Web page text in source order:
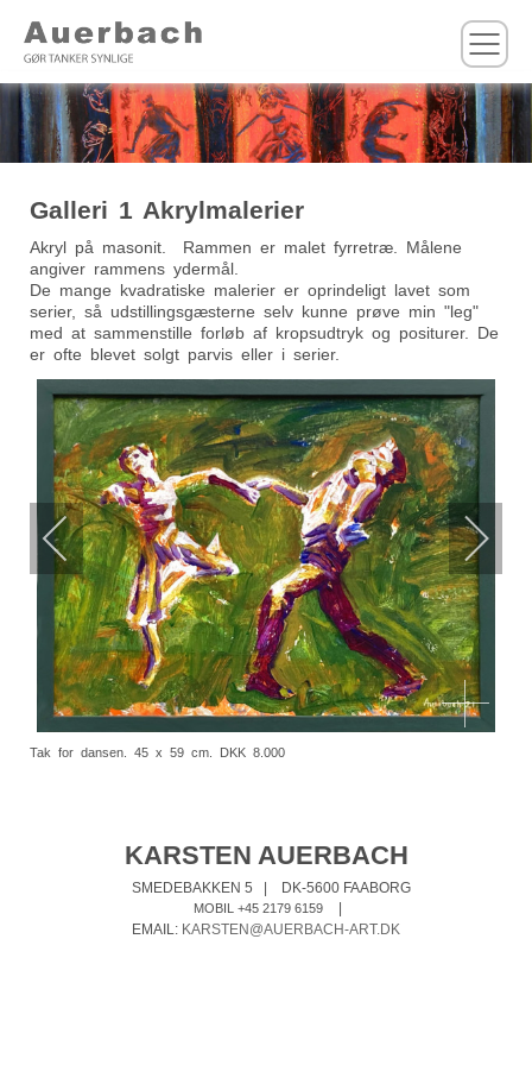
Galleri 1 Akrylmalerier
Akryl på masonit. Rammen er malet fyrretræ. Målene
angiver rammens ydermål.
De mange kvadratiske malerier er oprindeligt lavet som
serier, så udstillingsgæsterne selv kunne prøve min "leg"
med at sammenstille forløb af kropsudtryk og positurer. De
er ofte blevet solgt parvis eller i serier.
Tak for dansen. 45 x 59 cm. DKK 8.000
KARSTEN AUERBACH
SMEDEBAKKEN 5 | DK-5600 FAABORG
MOBIL +45 2179 6159
|
EMAIL: KARSTEN@AUERBACH-ART.DK